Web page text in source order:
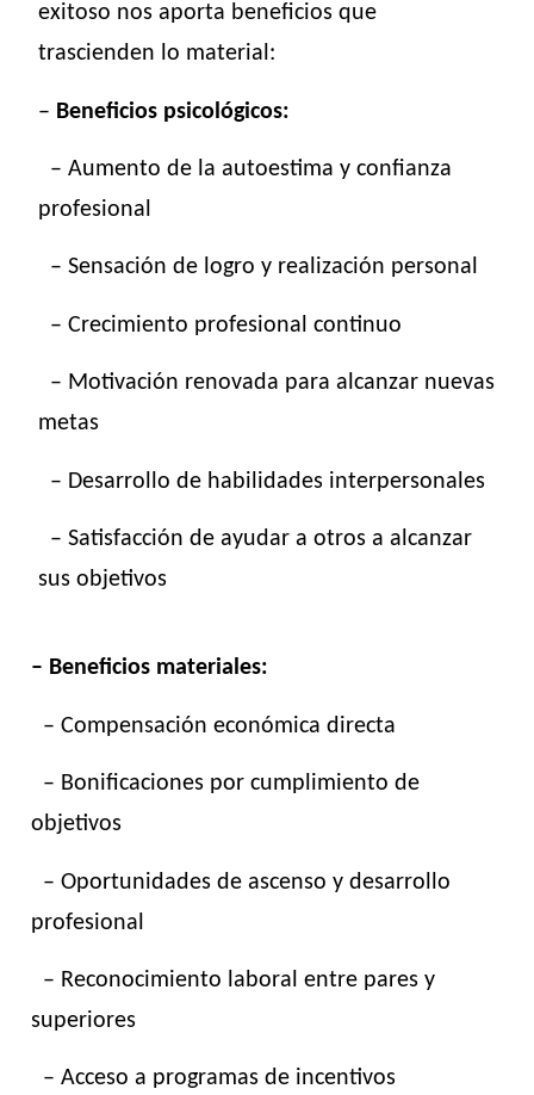
exitoso nos aporta beneficios que
trascienden lo material:
– Beneficios psicológicos:
– Aumento de la autoestima y confianza
profesional
– Sensación de logro y realización personal
– Crecimiento profesional continuo
– Motivación renovada para alcanzar nuevas
metas
– Desarrollo de habilidades interpersonales
– Satisfacción de ayudar a otros a alcanzar
sus objetivos
– Beneficios materiales:
– Compensación económica directa
– Bonificaciones por cumplimiento de
objetivos
– Oportunidades de ascenso y desarrollo
profesional
– Reconocimiento laboral entre pares y
superiores
– Acceso a programas de incentivos